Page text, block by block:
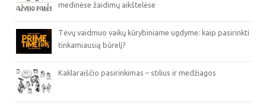
medinėse žaidimų aikštelėse
Tėvų vaidmuo vaikų kūrybiniame ugdyme: kaip pasirinkti
tinkamiausią būrelį?
Kaklaraiščio pasirinkimas – stilius ir medžiagos